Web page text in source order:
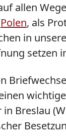
allen
Polen, als
in
setzen
Breslau